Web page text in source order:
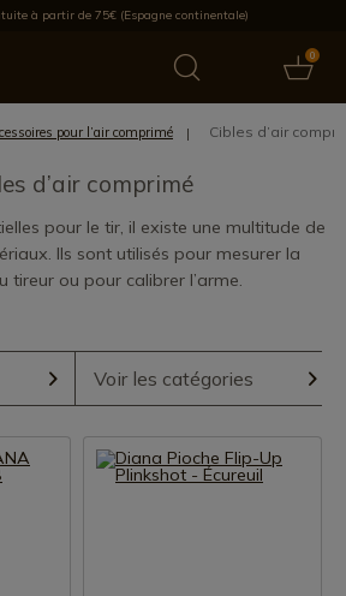
à partir de 75€ (Espagne continentale)
0
Dernières nouvelles Meilleures ventes
pour l’air comprimé Cibles d’air
d’air comprimé
pour le tir, il existe une multitude de
Ils sont utilisés pour mesurer la
tireur ou pour calibrer l’arme.
Voir les catégories